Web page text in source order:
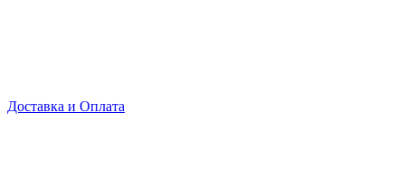
Доставка и Оплата